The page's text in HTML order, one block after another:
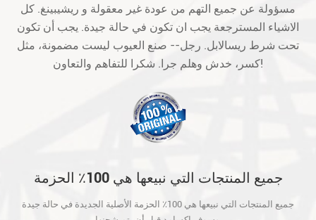
مسؤولة عن جميع التهم من عودة غير معقولة و ريشيبينغ. كل
الاشياء المسترجعة يجب ان تكون في حالة جيدة. يجب أن تكون
تحت شرط ريسالابل. رجل-- صنع العيوب ليست مضمونة، مثل
كسر، خدش وهلم جرا. شكرا للتفاهم والتعاون!
جميع المنتجات التي نبيعها هي 100٪ الحزمة
الأصلية الجديدة في حالة جيدة وسوف إكسامد
قبل أن يتم شحنها.
جميع المنتجات التي نبيعها هي 100٪ الحزمة الأصلية الجديدة في حالة جيدة